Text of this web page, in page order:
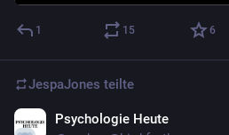
1 15 6
JespaJones teilte
Psychologie Heute